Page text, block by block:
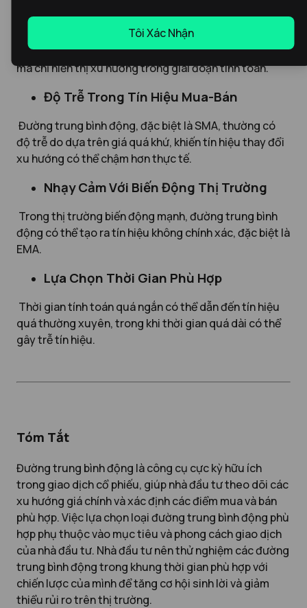
Đường trung bình động sử dụng dữ liệu giá quá khứ,
do đó không thể dự đoán chính xác xu hướng tương lai
mà chỉ hiển thị xu hướng trong giai đoạn tính toán.
Độ Trễ Trong Tín Hiệu Mua-Bán
Đường trung bình động, đặc biệt là SMA, thường có
độ trễ do dựa trên giá quá khứ, khiến tín hiệu thay đổi
xu hướng có thể chậm hơn thực tế.
Nhạy Cảm Với Biến Động Thị Trường
Trong thị trường biến động mạnh, đường trung bình
động có thể tạo ra tín hiệu không chính xác, đặc biệt là
EMA.
Lựa Chọn Thời Gian Phù Hợp
Thời gian tính toán quá ngắn có thể dẫn đến tín hiệu
quá thường xuyên, trong khi thời gian quá dài có thể
gây trễ tín hiệu.
Tóm Tắt
Đường trung bình động là công cụ cực kỳ hữu ích
trong giao dịch cổ phiếu, giúp nhà đầu tư theo dõi các
xu hướng giá chính và xác định các điểm mua và bán
phù hợp. Việc lựa chọn loại đường trung bình động phù
hợp phụ thuộc vào mục tiêu và phong cách giao dịch
của nhà đầu tư. Nhà đầu tư nên thử nghiệm các đường
trung bình động trong khung thời gian phù hợp với
chiến lược của mình để tăng cơ hội sinh lời và giảm
thiểu rủi ro trên thị trường.
Tôi Xác Nhận